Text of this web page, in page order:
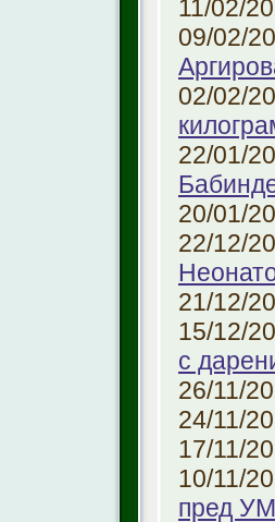
11/02/
09/02/
02/02/
22/01/
20/01/
22/12/
21/12/
15/12/
с
26/11/
24/11/
17/11/
10/11/
пред